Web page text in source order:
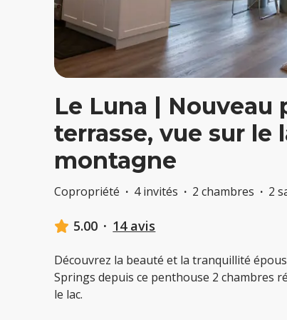
Le Luna | Nouveau
terrasse, vue sur le
montagne
Copropriété · 4 invités · 2 chambres · 2
5.00 · 14 avis
Découvrez la beauté et la tranquillité
Springs depuis ce penthouse 2 chambres
le lac.